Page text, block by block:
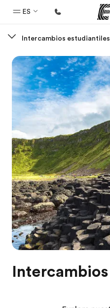
ES
Bienvenido a EF
Programas
Ver todo lo que hacemos
Oficinas
Encuentra una oficina
Sobre nosotros
Quiénes somos
Trabajos
Únete al equipo
Intercambios estudiantiles